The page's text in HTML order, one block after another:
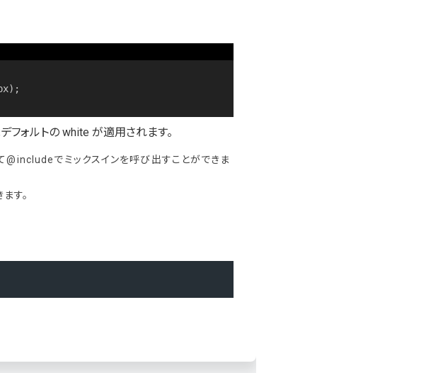
フォルトの white が適用されます。
でミックスインを呼び出すことができま
す。